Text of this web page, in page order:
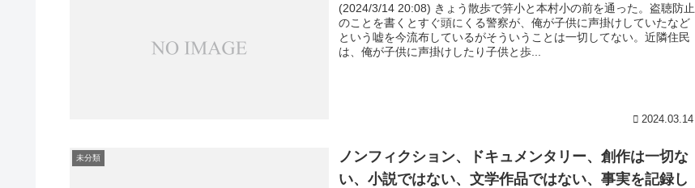
(2024/3/14 20:08) きょう散歩で笄小と本村小の前を通った。盗聴防止
のことを書くとすぐ頭にくる警察が、俺が子供に声掛けしていたなど
という嘘を今流布しているがそういうことは一切してない。近隣住民
は、俺が子供に声掛けしたり子供と歩...
2024.03.14
未分類
ノンフィクション、ドキュメンタリー、創作は一切な
い、小説ではない、文学作品ではない、事実を記録し